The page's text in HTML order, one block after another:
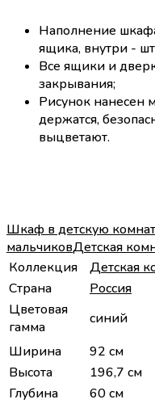
Наполнение
ящика, внутри -
Все ящики и
закрывания;
Рисунок нанесен
держатся,
выцветают.
Шкаф в детскую
мальчиковДетская
Коллекция
Детская
Страна
Россия
Цветовая
гамма
синий
Ширина
92 см
Высота
196,7 см
Глубина
60 см